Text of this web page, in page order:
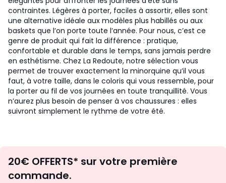
contraintes. Légères à porter, faciles à assortir, elles sont
une alternative idéale aux modèles plus habillés ou aux
baskets que l’on porte toute l’année. Pour nous, c’est ce
genre de produit qui fait la différence : pratique,
confortable et durable dans le temps, sans jamais perdre
en esthétisme. Chez La Redoute, notre sélection vous
permet de trouver exactement la minorquine qu’il vous
faut, à votre taille, dans le coloris qui vous ressemble, pour
la porter au fil de vos journées en toute tranquillité. Vous
n’aurez plus besoin de penser à vos chaussures : elles
suivront simplement le rythme de votre été.
d'inspirations
20€ OFFERTS* sur votre première
commande.